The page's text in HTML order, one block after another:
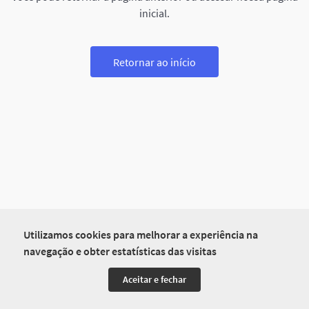
Utilizamos cookies para melhorar a experiência na
navegação e obter estatísticas das visitas
Aceitar e fechar
inicial.
Retornar ao início